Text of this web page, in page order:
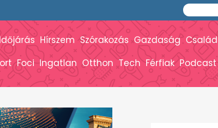
Hírszem Szórakozás Gazdaság Család
Foci Ingatlan Otthon Tech Férfiak Podcast